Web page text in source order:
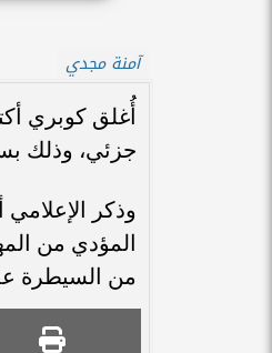
آمنة مجدي
أُغلق كوبري
جزئي، وذلك
وذكر
المؤدي من
من السيطرة